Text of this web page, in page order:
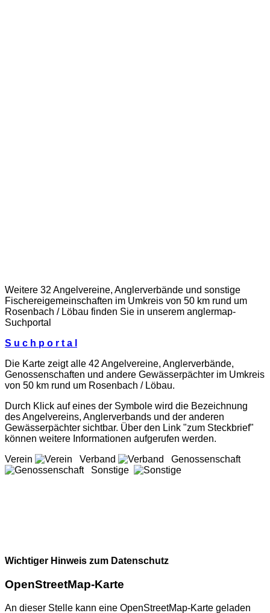
Weitere 32 Angelvereine, Anglerverbände und sonstige
Fischereigemeinschaften im Umkreis von 50 km rund um
Rosenbach / Löbau finden Sie in unserem anglermap-
Suchportal
S u c h p o r t a l
Die Karte zeigt alle 42 Angelvereine, Anglerverbände,
Genossenschaften und andere Gewässerpächter im Umkreis
von 50 km rund um Rosenbach / Löbau.
Durch Klick auf eines der Symbole wird die Bezeichnung
des Angelvereins, Anglerverbands und der anderen
Gewässerpächter sichtbar. Über den Link "zum Steckbrief"
können weitere Informationen aufgerufen werden.
Verein
Verband
Genossenschaft
Sonstige
Wichtiger Hinweis zum Datenschutz
OpenStreetMap-Karte
An dieser Stelle kann eine OpenStreetMap-Karte geladen